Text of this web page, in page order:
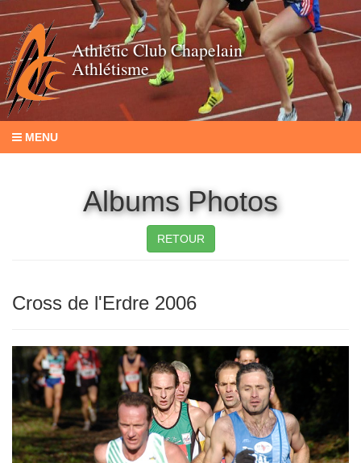
Athlétic Club Chapelain
Athlétisme
MENU
Albums Photos
RETOUR
Cross de l'Erdre 2006